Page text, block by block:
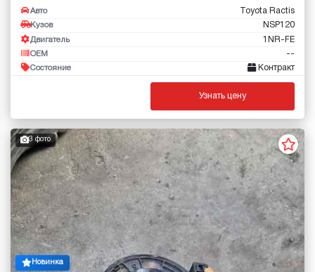
Авто Toyota Ractis
Кузов NSP120
Двигатель 1NR-FE
OEM --
Состояние Контракт
Узнать цену
3 фото
Новинка